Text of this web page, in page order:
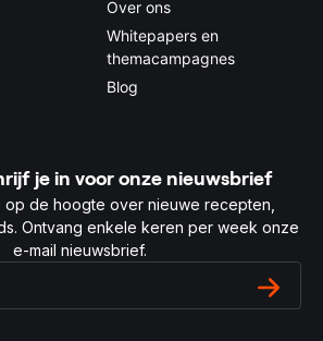
Over ons
Whitepapers en
themacampagnes
Blog
je in voor onze nieuwsbrief
op de hoogte over nieuwe recepten,
Ontvang enkele keren per week onze
e-mail nieuwsbrief.